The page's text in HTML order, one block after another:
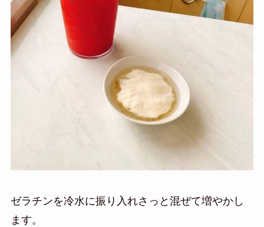
ゼラチンを冷水に振り入れさっと混ぜて増やかし
ます。